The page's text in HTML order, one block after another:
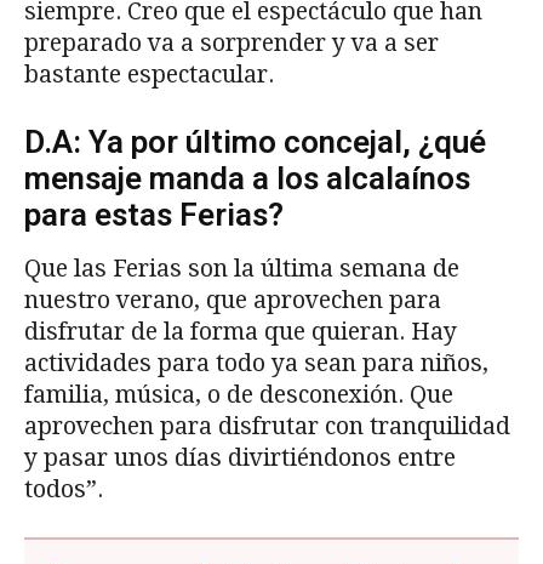
siempre. Creo que el espectáculo que han
preparado va a sorprender y va a ser
bastante espectacular.
D.A: Ya por último concejal, ¿qué
mensaje manda a los alcalaínos
para estas Ferias?
Que las Ferias son la última semana de
nuestro verano, que aprovechen para
disfrutar de la forma que quieran. Hay
actividades para todo ya sean para niños,
familia, música, o de desconexión. Que
aprovechen para disfrutar con tranquilidad
y pasar unos días divirtiéndonos entre
todos”.